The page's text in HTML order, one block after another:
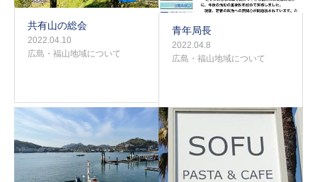
共有山の総会
2022.04.10
広島・福山地域について
青年局長
2022.04.8
広島・福山地域について